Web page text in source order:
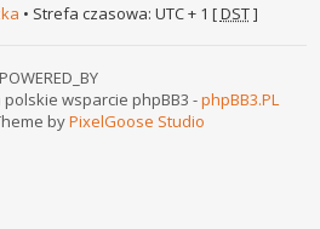
• Strefa czasowa: UTC + 1 [DST]
POWERED_BY
wsparcie phpBB3 -phpBB3.PL
byPixelGoose Studio